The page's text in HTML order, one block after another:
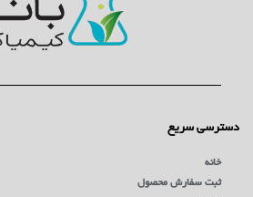
دسترسی سریع
خانه
ثبت سفارش محصول